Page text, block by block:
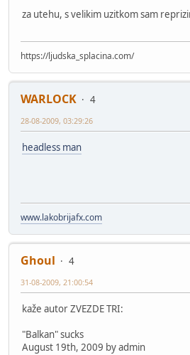
za utehu, s velikim uzitkom sam
https://ljudska_splacina.com/
WARLOCK
4
28-08-2009, 03:29:26
headless man
www.lakobrijafx.com
Ghoul
4
31-08-2009, 21:00:54
kaže autor ZVEZDE TRI:
"Balkan" sucks
August 19th, 2009 by admin